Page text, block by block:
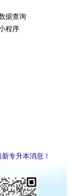
据查询
程序
专升本消息！